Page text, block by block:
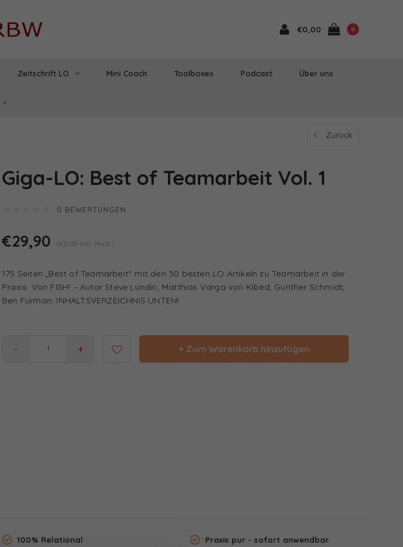
€0,00 0
Zeitschrift LO Mini Coach Toolboxes Podcast Über uns
Zurück
Giga-LO: Best of Teamarbeit Vol. 1
0 BEWERTUNGEN
€29,90 (€32,89 Inkl. MwSt.)
175 Seiten „Best of Teamarbeit“ mit den 30 besten LO Artikeln zu Teamarbeit in der
Praxis. Von FISH! – Autor Steve Lundin, Matthias Varga von Kibéd, Gunther Schmidt,
Ben Furman. INHALTSVERZEICHNIS UNTEN!
- + + Zum Warenkorb hinzufügen
100% Relational Praxis pur - sofort anwendbar